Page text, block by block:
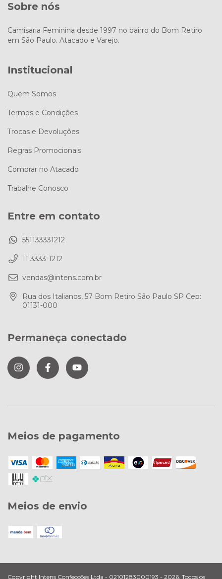
Sobre nós
Camisaria Feminina desde 1997 no bairro do Bom Retiro
em São Paulo. Atacado e Varejo.
Institucional
Quem Somos
Termos e Condições
Trocas e Devoluções
Regras Promocionais
Comprar no Atacado
Trabalhe Conosco
Entre em contato
551133331212
11 3333-1212
vendas@intens.com.br
Rua dos Italianos, 57 Bom Retiro São Paulo SP Cep:
01131-000
Permaneça conectado
Meios de pagamento
Meios de envio
Copyright Intens Confecções Ltda - 02101283000193 - 2026. Todos os